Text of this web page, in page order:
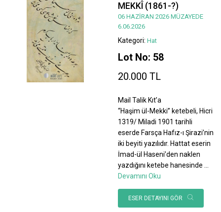
MEKKÎ (1861-?)
06 HAZİRAN 2026 MÜZAYEDE
6.06.2026
Kategori: Hat
Lot No: 58
20.000 TL
Mail Talik Kıt’a
“Haşim ül-Mekki” ketebeli, Hicri
1319/ Miladi 1901 tarihli
eserde Farsça Hafız-ı Şirazi’nin
iki beyiti yazılıdır. Hattat eserin
İmad-ül Haseni’den naklen
yazdığını ketebe hanesinde
Devamını Oku
ESER DETAYINI GÖR